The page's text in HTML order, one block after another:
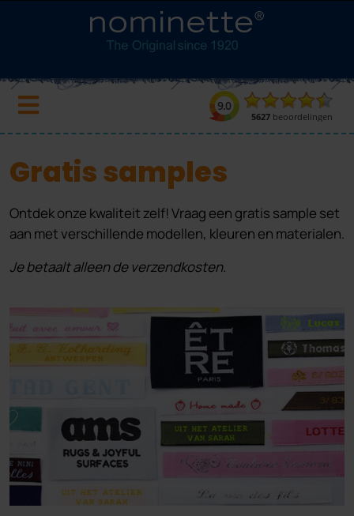
Gratis samples
Ontdek onze kwaliteit zelf! Vraag een gratis sample set
aan met verschillende modellen, kleuren en materialen.
Je betaalt alleen de verzendkosten.